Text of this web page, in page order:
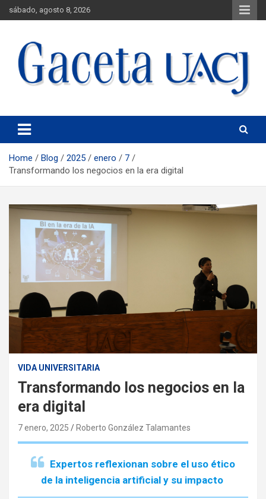
sábado, agosto 8, 2026
Gaceta UACJ
Home Blog 2025 enero
7
Transformando los negocios en la era digital
VIDA UNIVERSITARIA
Transformando los negocios en la
era digital
7 enero, 2025 Roberto González Talamantes
Expertos reflexionan sobre el uso ético
de la inteligencia artificial y su impacto